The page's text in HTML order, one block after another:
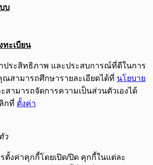
บ
ทะเบียน
ประสิทธิภาพ และประสบการณ์ที่ดีในการ
สามารถศึกษารายละเอียดได้ที่ นโยบาย
สามารถจัดการความเป็นส่วนตัวเองได้
กที่ ตั้งค่า
ว
ตั้งค่าคุกกี้โดยเปิด/ปิด คุกกี้ในแต่ละ